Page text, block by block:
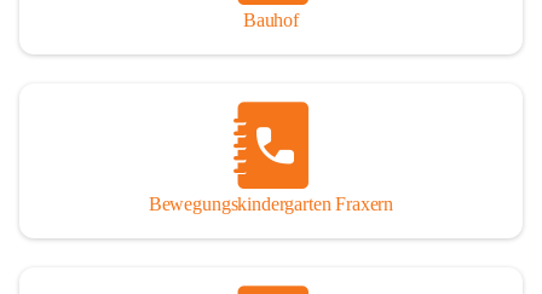
Bauhof
Bewegungskindergarten Fraxern